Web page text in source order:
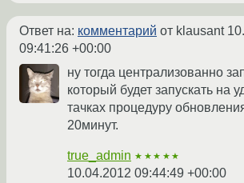
Ответ на: комментарий от klausant
09:41:26 +00:00
ну тогда централизованно
который будет запускать на
тачках процедуру
20минут.
true_admin ★★★★★
10.04.2012 09:44:49 +00:00